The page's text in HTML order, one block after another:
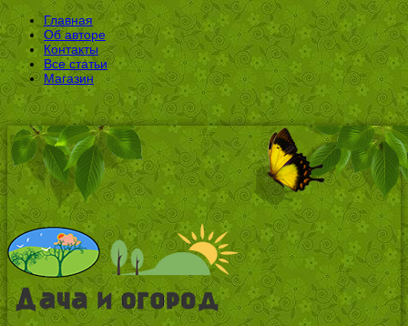
Главная
Об авторе
Контакты
Все статьи
Магазин